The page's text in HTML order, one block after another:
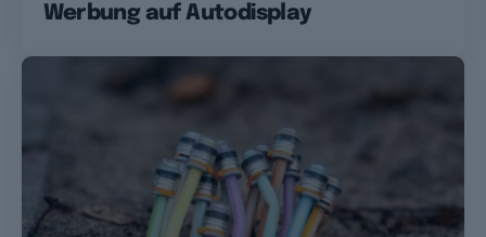
Werbung auf Autodisplay